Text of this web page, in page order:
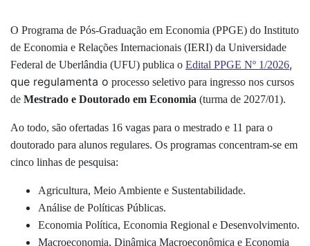
O Programa de Pós-Graduação em Economia (PPGE) do Instituto
de Economia e Relações Internacionais (IERI) da Universidade
Federal de Uberlândia (UFU) publica o Edital PPGE Nº 1/2026,
que regulamenta o processo seletivo para ingresso nos cursos
de Mestrado e Doutorado em Economia (turma de 2027/01).
Ao todo, são ofertadas 16 vagas para o mestrado e 11 para o
doutorado para alunos regulares. Os programas concentram-se em
cinco linhas de pesquisa:
Agricultura, Meio Ambiente e Sustentabilidade.
Análise de Políticas Públicas.
Economia Política, Economia Regional e Desenvolvimento.
Macroeconomia, Dinâmica Macroeconômica e Economia